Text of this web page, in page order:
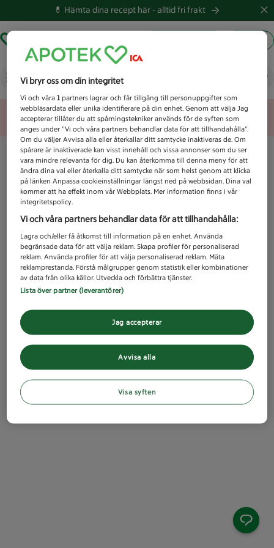
💊 Hämta dina recept här -alltid fri frakt
Bandmask
Unknown error
Vi bryr oss om din integritet
Vi och våra1 partners lagrar och får tillgång till personuppgifter som
webbläsardata eller unika identifierare på din enhet. Genom att välja Jag
accepterar tillåter du att spårningstekniker används för de syften som
anges under ”Vi och våra partners behandlar data för att tillhandahålla”.
Om du väljer Avvisa alla eller återkallar ditt samtycke inaktiveras de. Om
spårare är inaktiverade kan visst innehåll och vissa annonser som du ser
vara mindre relevanta för dig. Du kan återkomma till denna meny för att
ändra dina val eller återkalla ditt samtycke när som helst genom att klicka
på länken Anpassa cookieinställningar längst ned på webbsidan. Dina val
kommer att ha effekt inom vår Webbplats. Mer information finns i vår
integritetspolicy.
Vi och våra partners behandlar data för att tillhandahålla:
Lagra och/eller få åtkomst till information på en enhet. Använda
begränsade data för att välja reklam. Skapa profiler för personaliserad
reklam. Använda profiler för att välja personaliserad reklam. Mäta
reklamprestanda. Förstå målgrupper genom statistik eller kombinationer
av data från olika källor. Utveckla och förbättra tjänster.
Lista över partner (leverantörer)
Avvisa alla
Jag accepterar
Visa syften